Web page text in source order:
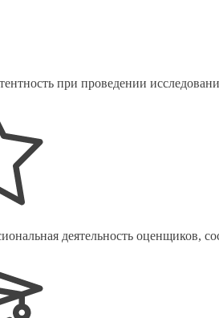
при проведении
деятельность оценщиков,